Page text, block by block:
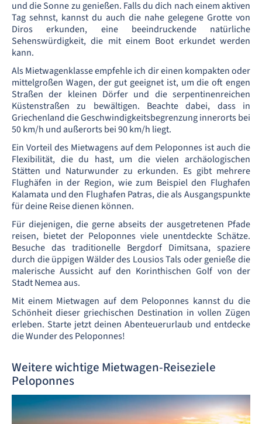
und die Sonne zu genießen. Falls du dich nach einem aktiven
Tag sehnst, kannst du auch die nahe gelegene Grotte von
Diros erkunden, eine beeindruckende natürliche
Sehenswürdigkeit, die mit einem Boot erkundet werden
kann.
Als Mietwagenklasse empfehle ich dir einen kompakten oder
mittelgroßen Wagen, der gut geeignet ist, um die oft engen
Straßen der kleinen Dörfer und die serpentinenreichen
Küstenstraßen zu bewältigen. Beachte dabei, dass in
Griechenland die Geschwindigkeitsbegrenzung innerorts bei
50 km/h und außerorts bei 90 km/h liegt.
Ein Vorteil des Mietwagens auf dem Peloponnes ist auch die
Flexibilität, die du hast, um die vielen archäologischen
Stätten und Naturwunder zu erkunden. Es gibt mehrere
Flughäfen in der Region, wie zum Beispiel den Flughafen
Kalamata und den Flughafen Patras, die als Ausgangspunkte
für deine Reise dienen können.
Für diejenigen, die gerne abseits der ausgetretenen Pfade
reisen, bietet der Peloponnes viele unentdeckte Schätze.
Besuche das traditionelle Bergdorf Dimitsana, spaziere
durch die üppigen Wälder des Lousios Tals oder genieße die
malerische Aussicht auf den Korinthischen Golf von der
Stadt Nemea aus.
Mit einem Mietwagen auf dem Peloponnes kannst du die
Schönheit dieser griechischen Destination in vollen Zügen
erleben. Starte jetzt deinen Abenteuerurlaub und entdecke
die Wunder des Peloponnes!
Weitere wichtige Mietwagen-Reiseziele
Peloponnes